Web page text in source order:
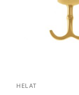
HELAT